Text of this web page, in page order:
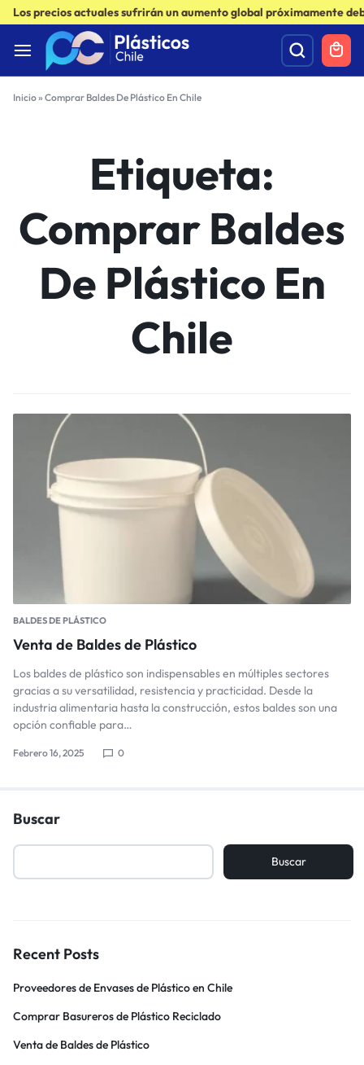
Los precios actuales sufrirán un aumento global próximamente
Inicio» Comprar Baldes De Plástico En Chile
Etiqueta:
Comprar Baldes
De Plástico En
Chile
BALDES DE PLÁSTICO
Venta de Baldes de Plástico
Los baldes de plástico son indispensables en múltiples sectores
gracias a su versatilidad, resistencia y practicidad. Desde la
industria alimentaria hasta la construcción, estos baldes son una
opción confiable para…
Febrero 16, 2025 0
Buscar
Buscar
Recent Posts
Proveedores de Envases de Plástico en Chile
Comprar Basureros de Plástico Reciclado
Venta de Baldes de Plástico